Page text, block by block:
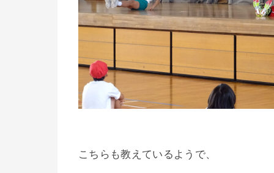
こちらも教えているようで、